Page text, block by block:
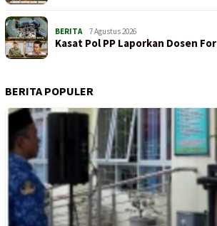
BERITA 7 Agustus 2026
Kasat Pol PP Laporkan Dosen
BERITA POPULER